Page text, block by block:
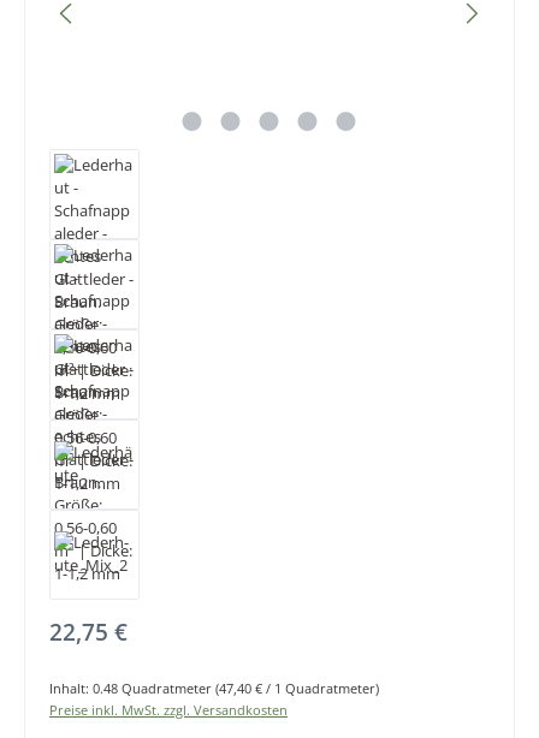
Regulärer Preis:
22,75 €
Inhalt: 0.48 Quadratmeter (47,40 € / 1 Quadratmeter)
Preise inkl. MwSt. zzgl. Versandkosten